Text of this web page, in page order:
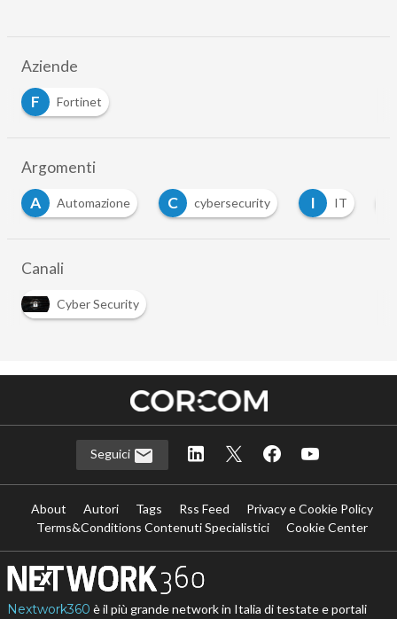
Aziende
F
Fortinet
Argomenti
A
Automazione C cybersecurity I IT
Canali
Cyber Security
Seguici
About Autori Tags Rss Feed
Privacy e Cookie Policy
Terms&Conditions Contenuti Specialistici
Cookie Center
Nextwork360 è il più grande network in Italia di testate e portali